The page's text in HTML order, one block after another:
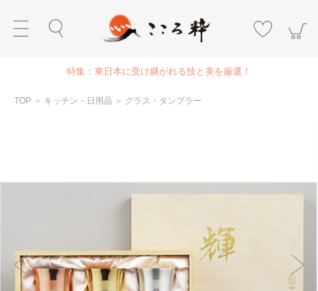
特集：東日本に受け継がれる技と美を厳選！
TOP ＞ キッチン・日用品 ＞ グラス・タンブラー